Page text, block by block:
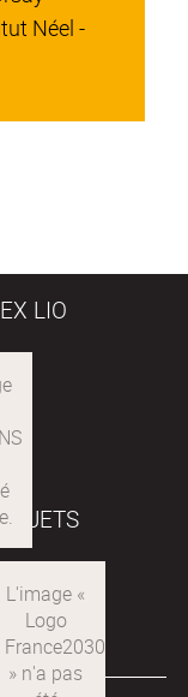
Néel -
LIO
Logo